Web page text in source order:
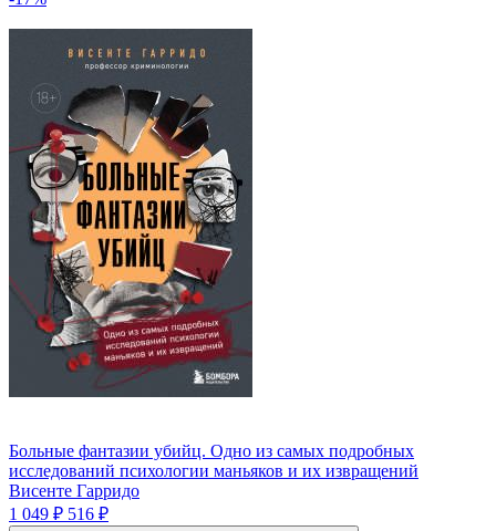
Больные фантазии убийц. Одно из самых подробных
исследований психологии маньяков и их извращений
Висенте Гарридо
1 049 ₽ 516 ₽